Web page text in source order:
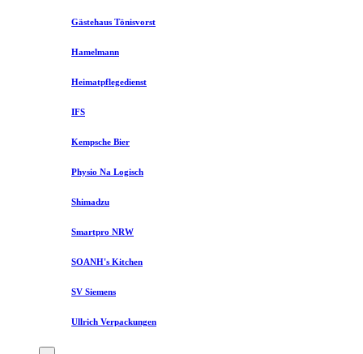
Gästehaus Tönisvorst
Hamelmann
Heimatpflegedienst
IFS
Kempsche Bier
Physio Na Logisch
Shimadzu
Smartpro NRW
SOANH's Kitchen
SV Siemens
Ullrich Verpackungen